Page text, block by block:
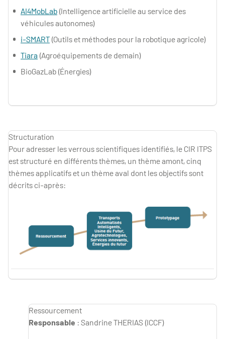
AI4MobLab (Intelligence artificielle au service des
véhicules autonomes)
i-SMART (Outils et méthodes pour la robotique agricole)
Tiara (Agroéquipements de demain)
BioGazLab (Énergies)
Structuration
Pour adresser les verrous scientifiques identifiés, le CIR ITPS
est structuré en différents thèmes, un thème amont, cinq
thèmes applicatifs et un thème aval dont les objectifs sont
décrits ci-après:
Structuration
Ressourcement
Responsable : Sandrine THERIAS (ICCF)